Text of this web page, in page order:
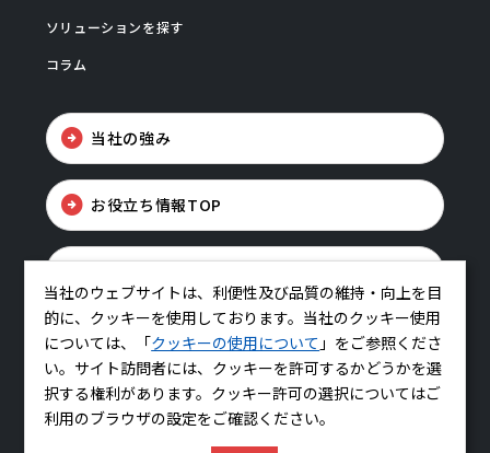
ソリューションを探す
コラム
当社の強み
お役立ち情報TOP
コーポレートサイトはこちら
当社のウェブサイトは、利便性及び品質の維持・向上を目
的に、クッキーを使用しております。当社のクッキー使用
については、「クッキーの使用について 」をご参照くださ
い。サイト訪問者には、クッキーを許可するかどうかを選
択する権利があります。クッキー許可の選択についてはご
利用のブラウザの設定をご確認ください。